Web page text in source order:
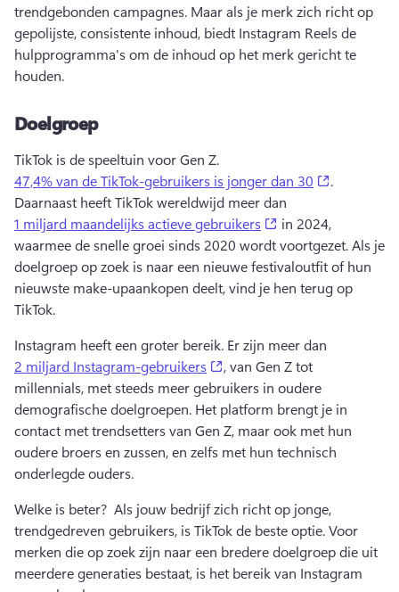
trendgebonden campagnes. Maar als je merk zich richt op
gepolijste, consistente inhoud, biedt Instagram Reels de
hulpprogramma's om de inhoud op het merk gericht te
houden.
Doelgroep
TikTok is de speeltuin voor Gen Z.
47,4% van de TikTok-gebruikers is jonger dan 30
Daarnaast heeft TikTok wereldwijd meer dan
1 miljard maandelijks actieve gebruikers
(opens in a new
in 2024,
waarmee de snelle groei sinds 2020 wordt voortgezet. Als je
doelgroep op zoek is naar een nieuwe festivaloutfit of hun
nieuwste make-upaankopen deelt, vind je hen terug op
TikTok.
Instagram heeft een groter bereik. Er zijn meer dan
2 miljard Instagram-gebruikers
(opens in a new tab)
, van Gen Z tot
millennials, met steeds meer gebruikers in oudere
demografische doelgroepen​. Het platform brengt je in
contact met trendsetters van Gen Z, maar ook met hun
oudere broers en zussen, en zelfs met hun technisch
onderlegde ouders.
Welke is beter? Als jouw bedrijf zich richt op jonge,
trendgedreven gebruikers, is TikTok de beste optie. Voor
merken die op zoek zijn naar een bredere doelgroep die uit
meerdere generaties bestaat, is het bereik van Instagram